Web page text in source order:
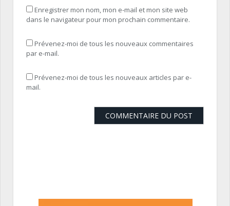
Enregistrer mon nom, mon e-mail et mon site web
dans le navigateur pour mon prochain commentaire.
Prévenez-moi de tous les nouveaux commentaires
par e-mail.
Prévenez-moi de tous les nouveaux articles par e-
mail.